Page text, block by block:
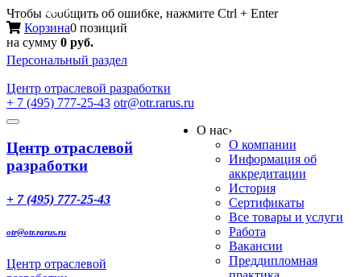
Чтобы сообщить об ошибке, нажмите Ctrl + Enter
Корзина0 позиций
на сумму 0 руб.
Персональный раздел
Центр отраслевой разработки
+ 7 (495) 777-25-43 otr@otr.rarus.ru
Toggle
Меню
Центр отраслевой
разработки
+ 7 (495) 777-25-43
otr@otr.rarus.ru
Центр отраслевой
О нас›
О компании
Информация об
аккредитации
История
Сертификаты
Все товары и услуги
Работа
Вакансии
Преддипломная